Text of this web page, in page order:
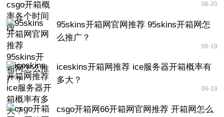
06-20
95skins开箱网官网推荐 95skins开箱网怎
么推广？
06-19
iceskins开箱网推荐 ice服务器开箱概率有
多大？
06-19
csgo开箱网66开箱网官网推荐 开箱网怎么